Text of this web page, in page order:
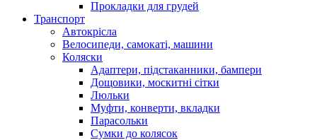
Прокладки для грудей
Транспорт
Автокрісла
Велосипеди, самокаті, машини
Коляски
Адаптери, підстаканники, бампери
Дощовики, москитні сітки
Люльки
Муфти, конверти, вкладки
Парасольки
Сумки до колясок